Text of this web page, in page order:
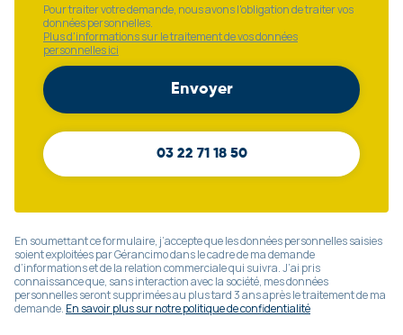
Pour traiter votre demande, nous avons l'obligation de traiter vos
données personnelles.
Plus d'informations sur le traitement de vos données
personnelles ici
03 22 71 18 50
En soumettant ce formulaire, j’accepte que les données personnelles saisies
soient exploitées par Gérancimo dans le cadre de ma demande
d’informations et de la relation commerciale qui suivra. J’ai pris
connaissance que, sans interaction avec la société, mes données
personnelles seront supprimées au plus tard 3 ans après le traitement de ma
demande. En savoir plus sur notre politique de confidentialité